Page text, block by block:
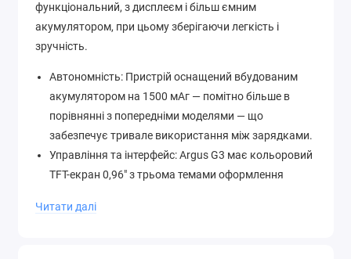
функціональний, з дисплеєм і більш ємним
акумулятором, при цьому зберігаючи легкість і
зручність.
Автономність: Пристрій оснащений вбудованим
акумулятором на 1500 мАг — помітно більше в
порівнянні з попередніми моделями — що
забезпечує тривале використання між зарядками.
Управління та інтерфейс: Argus G3 має кольоровий
TFT-екран 0,96″ з трьома темами оформлення
що робить використання більш наочним та
Читати далі